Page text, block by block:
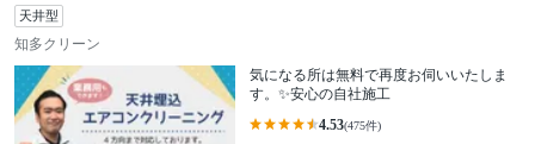
天井型
知多クリーン
気になる所は無料で再度お伺いいたしま
す。✨安心の自社施工
4.53(475件)